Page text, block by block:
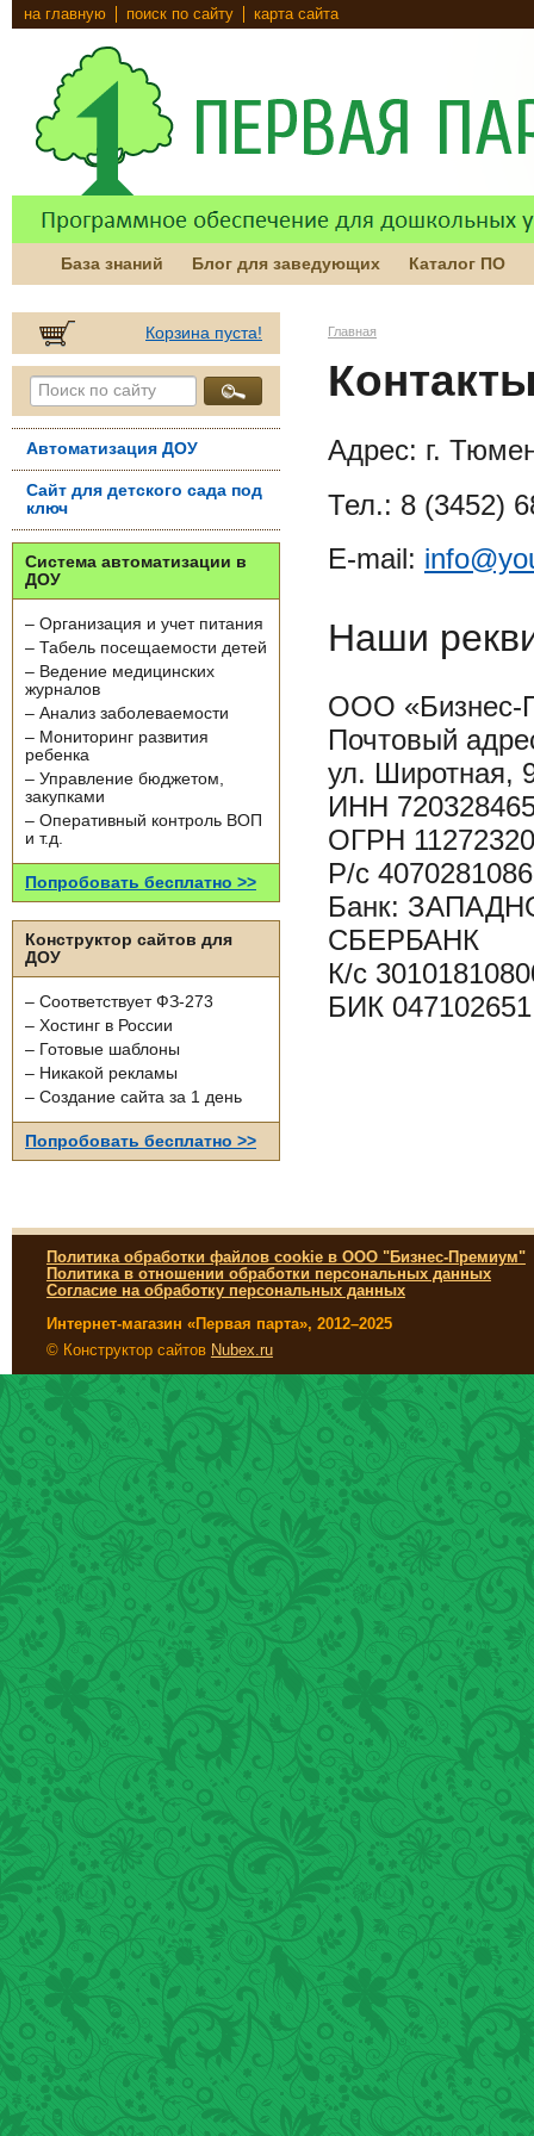
на главную поиск по сайту карта сайта
База знаний Блог для заведующих Каталог ПО
Корзина пуста!
Автоматизация ДОУ
Сайт для детского сада под
ключ
Система автоматизации в
ДОУ
– Организация и учет питания
– Табель посещаемости детей
– Ведение медицинских
журналов
– Анализ заболеваемости
– Мониторинг развития
ребенка
– Управление бюджетом,
закупками
– Оперативный контроль ВОП
и т.д.
Попробовать бесплатно >>
Конструктор сайтов для
ДОУ
– Соответствует ФЗ-273
– Хостинг в России
– Готовые шаблоны
– Никакой рекламы
– Создание сайта за 1 день
Попробовать бесплатно >>
Главная
Адрес: г.
Тел.: 8 (3452)
E-mail:
Наши
ООО «Бизнес-
Почтовый
ул. Широтная,
ИНН
ОГРН
Р/с
Банк:
СБЕРБАНК
К/с
БИК 047102651
Политика обработки файлов cookie в ООО "Бизнес-Премиум"
Политика в отношении обработки персональных данных
Согласие на обработку персональных данных
Интернет-магазин «Первая парта», 2012–2025
© Конструктор сайтов Nubex.ru